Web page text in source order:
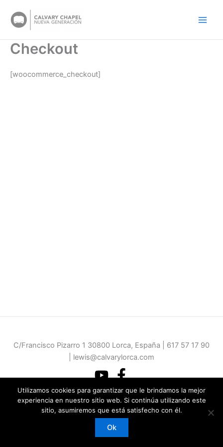
content
Checkout
[woocommerce_checkout]
C/Francisco Pizarro 1 30800 Lorca, España | 617 57 17 90
| lewis@calvarylorca.com
Copyright © 2026 | Iglesia Calvary Chapel Nueva Generación Lorca
Utilizamos cookies para garantizar que le brindamos la mejor
experiencia en nuestro sitio web. Si continúa utilizando este
sitio, asumiremos que está satisfecho con él.
Ok